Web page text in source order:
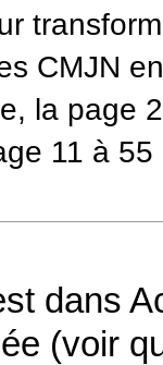
CMJN
la page
11 à
dans
(voir